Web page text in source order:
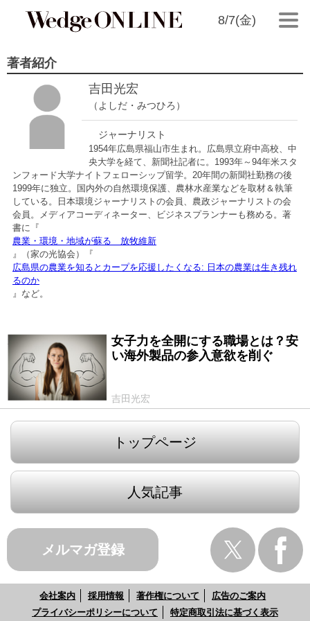
8/7(金)
著者紹介
吉田光宏
（よしだ・みつひろ）
ジャーナリスト
1954年広島県福山市生まれ。広島県立府中高校、中
央大学を経て、新聞社記者に。1993年～94年米スタ
ンフォード大学ナイトフェローシップ留学。20年間の新聞社勤務の後
1999年に独立。国内外の自然環境保護、農林水産業などを取材＆執筆
している。日本環境ジャーナリストの会員、農政ジャーナリストの会
会員。メディアコーディネーター、ビジネスプランナーも務める。著
書に『
農業・環境・地域が蘇る 放牧維新
』（家の光協会）『
広島県の農業を知るとカープを応援したくなる: 日本の農業は生き残れ
るのか
』など。
2016/07/21
女子力を全開にする職場とは？安
い海外製品の参入意欲を削ぐ
吉田光宏
トップページ
人気記事
メルマガ登録
会社案内 採用情報 著作権について
広告のご案内
プライバシーポリシーについて
特定商取引法に基づく表示